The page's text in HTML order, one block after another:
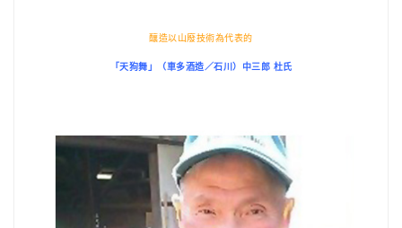
釀造以山廢技術為代表的
「天狗舞」（車多酒造／石川）中三郎 杜氏